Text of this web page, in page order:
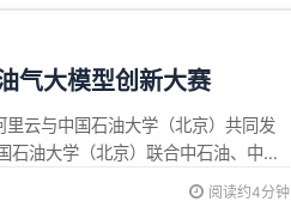
气大模型创新大赛
云与中国石油大学（北京）共同发
石油大学（北京）联合中石油、中石
工智能产学研创新联盟”，也是业内首
阅读约4分钟